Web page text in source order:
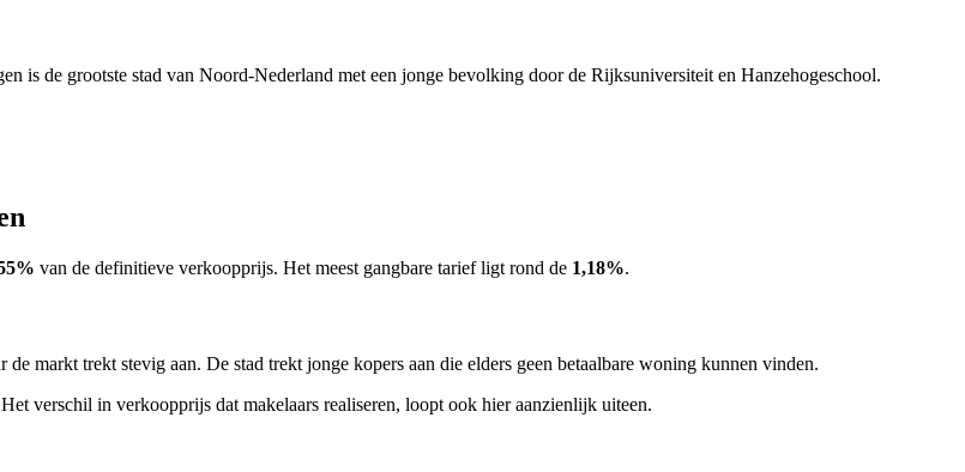
is de grootste stad van Noord-Nederland met een jonge bevolking door de Rijksuniversiteit en Hanzehogeschool.
van de definitieve verkoopprijs. Het meest gangbare tarief ligt rond de 1,18%.
markt trekt stevig aan. De stad trekt jonge kopers aan die elders geen betaalbare woning kunnen vinden.
verschil in verkoopprijs dat makelaars realiseren, loopt ook hier aanzienlijk uiteen.